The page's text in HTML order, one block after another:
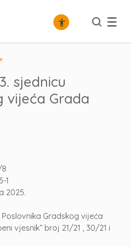
sjednicu
vijeća Grada
1
2025.
Gradskog vijeća
vjesnik” broj 21/21 , 30/21 i